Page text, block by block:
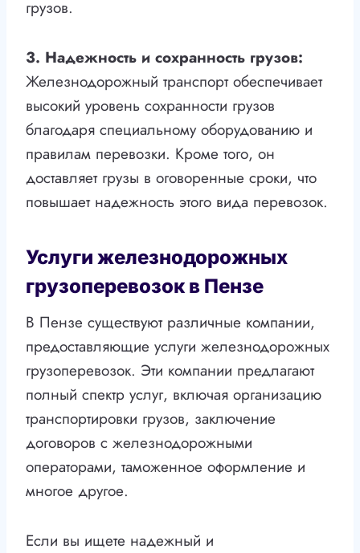
грузов.
3. Надежность и сохранность грузов:
Железнодорожный транспорт обеспечивает
высокий уровень сохранности грузов
благодаря специальному оборудованию и
правилам перевозки. Кроме того, он
доставляет грузы в оговоренные сроки, что
повышает надежность этого вида перевозок.
Услуги железнодорожных
грузоперевозок в Пензе
В Пензе существуют различные компании,
предоставляющие услуги железнодорожных
грузоперевозок. Эти компании предлагают
полный спектр услуг, включая организацию
транспортировки грузов, заключение
договоров с железнодорожными
операторами, таможенное оформление и
многое другое.
Если вы ищете надежный и